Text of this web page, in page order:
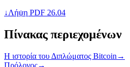
↓Λήψη PDF 26.04
Πίνακας περιεχομένων
Η ιστορία του Διπλώματος Bitcoin →
Πρόλογος→